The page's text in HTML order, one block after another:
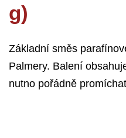
g)
Základní směs
Palmery. Balení
nutno pořádně